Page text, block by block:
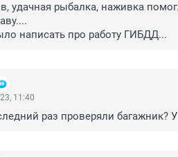
удачная рыбалка, наживка
написать про работу ГИБДД...
11:40
раз проверяли багажник?